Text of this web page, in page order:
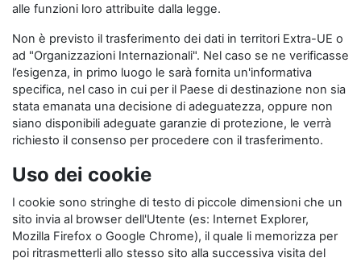
alle funzioni loro attribuite dalla legge.
Non è previsto il trasferimento dei dati in territori Extra-UE o
ad "Organizzazioni Internazionali". Nel caso se ne verificasse
l’esigenza, in primo luogo le sarà fornita un'informativa
specifica, nel caso in cui per il Paese di destinazione non sia
stata emanata una decisione di adeguatezza, oppure non
siano disponibili adeguate garanzie di protezione, le verrà
richiesto il consenso per procedere con il trasferimento.
Uso dei cookie
I cookie sono stringhe di testo di piccole dimensioni che un
sito invia al browser dell'Utente (es: Internet Explorer,
Mozilla Firefox o Google Chrome), il quale li memorizza per
poi ritrasmetterli allo stesso sito alla successiva visita del